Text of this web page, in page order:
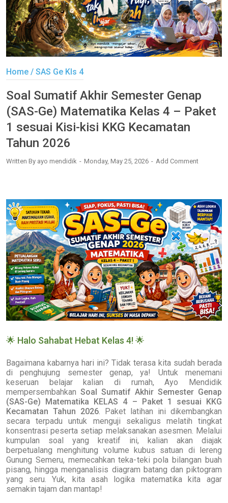
Home / SAS Ge Kls 4
Soal Sumatif Akhir Semester Genap
(SAS-Ge) Matematika Kelas 4 – Paket
1 sesuai Kisi-kisi KKG Kecamatan
Tahun 2026
Written By ayo mendidik Monday, May 25, 2026 Add Comment
🌟 Halo Sahabat Hebat Kelas 4!🌟
Bagaimana kabarnya hari ini? Tidak terasa kita sudah berada
di penghujung semester genap, ya! Untuk menemani
keseruan belajar kalian di rumah, Ayo Mendidik
mempersembahkan Soal Sumatif Akhir Semester Genap
(SAS-Ge) Matematika KELAS 4 – Paket 1 sesuai KKG
Kecamatan Tahun 2026. Paket latihan ini dikembangkan
secara terpadu untuk menguji sekaligus melatih tingkat
konsentrasi peserta setiap melaksanakan asesmen. Melalui
kumpulan soal yang kreatif ini, kalian akan diajak
berpetualang menghitung volume kubus satuan di lereng
Gunung Semeru, memecahkan teka-teki pola bilangan buah
pisang, hingga menganalisis diagram batang dan piktogram
yang seru. Yuk, kita asah logika matematika kita agar
semakin tajam dan mantap!